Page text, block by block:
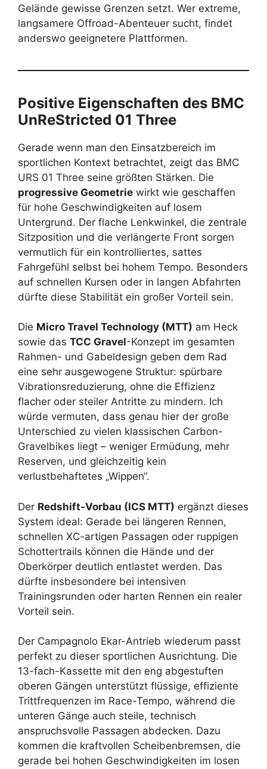
Gelände gewisse Grenzen setzt. Wer extreme,
langsamere Offroad-Abenteuer sucht, findet
anderswo geeignetere Plattformen.
Positive Eigenschaften des BMC
UnReStricted 01 Three
Gerade wenn man den Einsatzbereich im
sportlichen Kontext betrachtet, zeigt das BMC
URS 01 Three seine größten Stärken. Die
progressive Geometrie wirkt wie geschaffen
für hohe Geschwindigkeiten auf losem
Untergrund. Der flache Lenkwinkel, die zentrale
Sitzposition und die verlängerte Front sorgen
vermutlich für ein kontrolliertes, sattes
Fahrgefühl selbst bei hohem Tempo. Besonders
auf schnellen Kursen oder in langen Abfahrten
dürfte diese Stabilität ein großer Vorteil sein.
Die Micro Travel Technology (MTT) am Heck
sowie das TCC Gravel-Konzept im gesamten
Rahmen- und Gabeldesign geben dem Rad
eine sehr ausgewogene Struktur: spürbare
Vibrationsreduzierung, ohne die Effizienz
flacher oder steiler Antritte zu mindern. Ich
würde vermuten, dass genau hier der große
Unterschied zu vielen klassischen Carbon-
Gravelbikes liegt – weniger Ermüdung, mehr
Reserven, und gleichzeitig kein
verlustbehaftetes „Wippen“.
Der Redshift-Vorbau (ICS MTT) ergänzt dieses
System ideal: Gerade bei längeren Rennen,
schnellen XC-artigen Passagen oder ruppigen
Schottertrails können die Hände und der
Oberkörper deutlich entlastet werden. Das
dürfte insbesondere bei intensiven
Trainingsrunden oder harten Rennen ein realer
Vorteil sein.
Der Campagnolo Ekar-Antrieb wiederum passt
perfekt zu dieser sportlichen Ausrichtung. Die
13-fach-Kassette mit den eng abgestuften
oberen Gängen unterstützt flüssige, effiziente
Trittfrequenzen im Race-Tempo, während die
unteren Gänge auch steile, technisch
anspruchsvolle Passagen abdecken. Dazu
kommen die kraftvollen Scheibenbremsen, die
gerade bei hohen Geschwindigkeiten im losen